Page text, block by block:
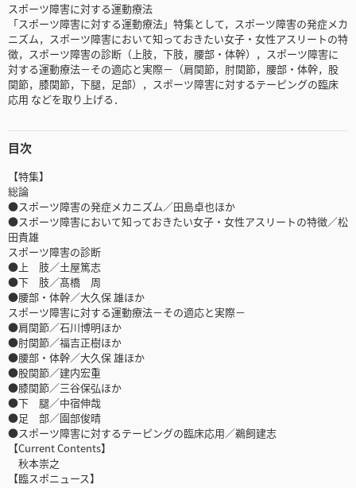
スポーツ障害に対する運動療法
「スポーツ障害に対する運動療法」特集として，スポーツ障害の発症メカ
ニズム，スポーツ障害において知っておきたい女子・女性アスリートの特
徴，スポーツ障害の診断（上肢，下肢，腰部・体幹），スポーツ障害に
対する運動療法－その適応と実際－（肩関節，肘関節，腰部・体幹，股
関節，膝関節，下腿，足部），スポーツ障害に対するテーピングの臨床
応用 などを取り上げる．
目次
【特集】
総論
●スポーツ障害の発症メカニズム／田島卓也ほか
●スポーツ障害において知っておきたい女子・女性アスリートの特徴／松
田貴雄
スポーツ障害の診断
●上 肢／土屋篤志
●下 肢／髙橋 周
●腰部・体幹／大久保 雄ほか
スポーツ障害に対する運動療法－その適応と実際－
●肩関節／石川博明ほか
●肘関節／福吉正樹ほか
●腰部・体幹／大久保 雄ほか
●股関節／建内宏重
●膝関節／三谷保弘ほか
●下 腿／中宿伸哉
●足 部／園部俊晴
●スポーツ障害に対するテーピングの臨床応用／鵜飼建志
【Current Contents】
秋本崇之
【臨スポニュース】